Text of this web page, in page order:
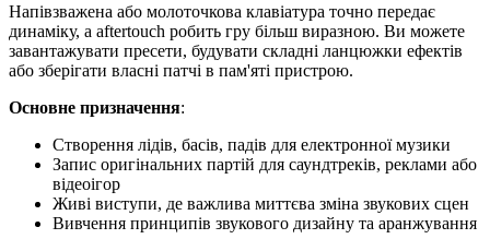
Напівзважена або молоточкова клавіатура точно передає
динаміку, а aftertouch робить гру більш виразною. Ви можете
завантажувати пресети, будувати складні ланцюжки ефектів
або зберігати власні патчі в пам'яті пристрою.
Основне призначення:
Створення лідів, басів, падів для електронної музики
Запис оригінальних партій для саундтреків, реклами або
відеоігор
Живі виступи, де важлива миттєва зміна звукових сцен
Вивчення принципів звукового дизайну та аранжування